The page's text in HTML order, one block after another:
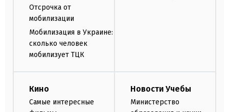
Отсрочка от
мобилизации
Мобилизация в Украине:
сколько человек
мобилизует ТЦК
Кино
Самые интересные
Новости Учебы
Министерство